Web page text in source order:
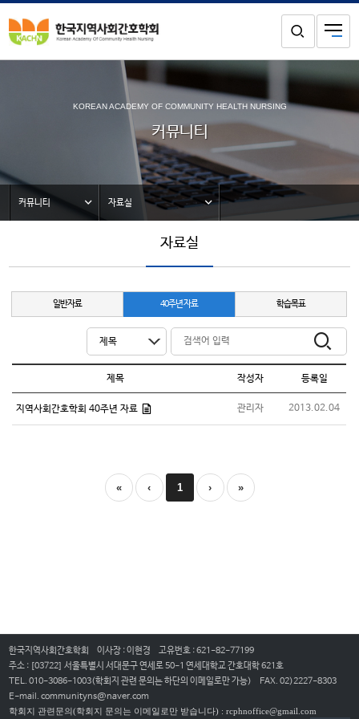
KOREAN ACADEMY OF COMMUNITY HEALTH NURSING
커뮤니티
커뮤니티 자료실
자료실
일반자료 40주년 자료 학습목표
제목 작성자 등록일
지역사회간호학회 40주년 자료 관리자 2013.02.04
« ‹ 1 › »
한국지역사회간호학회 이사장 : 이현경
고유번호 : 621-82-77199
주소 : [03722] 서울특별시 서대문구 연세로 50-1 연세대학교 간호대학 621호
TEL. 010-3086-1003(학회지 관련 문의는 하단의 이메일로만 가능)
FAX. 02)2227-8303
E-mail. communityns@naver.com
학회지 관련문의(학회지 문의는 이메일로만 받습니다) : rcphnoffice@gmail.com